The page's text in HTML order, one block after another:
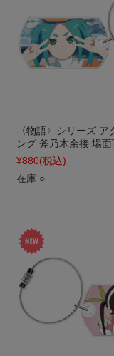
〈物語〉シリーズ ア
ング 斧乃木余接 場面
¥880(税込)
在庫 ○